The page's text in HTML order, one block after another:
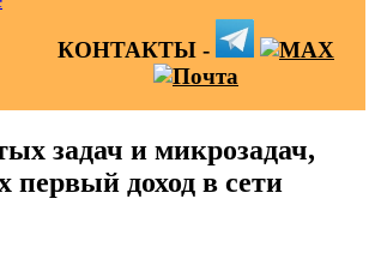
КОНТАКТЫ -
задач и микрозадач,
первый доход в сети